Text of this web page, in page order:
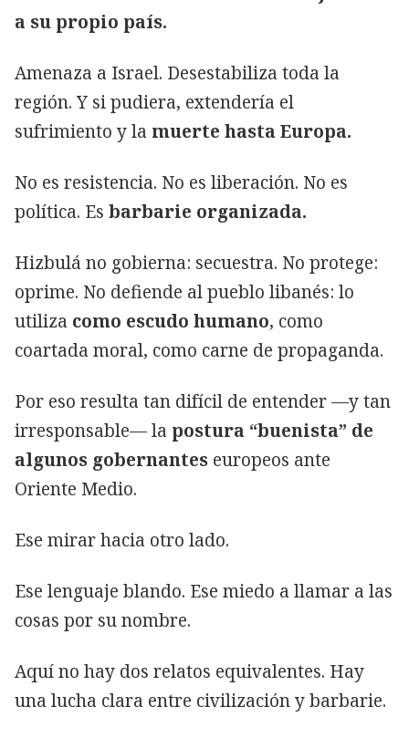
a su propio país.
Amenaza a Israel. Desestabiliza toda la
región. Y si pudiera, extendería el
sufrimiento y la muerte hasta Europa.
No es resistencia. No es liberación. No es
política. Es barbarie organizada.
Hizbulá no gobierna: secuestra. No protege:
oprime. No defiende al pueblo libanés: lo
utiliza como escudo humano, como
coartada moral, como carne de propaganda.
Por eso resulta tan difícil de entender —y tan
irresponsable— la postura “buenista” de
algunos gobernantes europeos ante
Oriente Medio.
Ese mirar hacia otro lado.
Ese lenguaje blando. Ese miedo a llamar a las
cosas por su nombre.
Aquí no hay dos relatos equivalentes. Hay
una lucha clara entre civilización y barbarie.